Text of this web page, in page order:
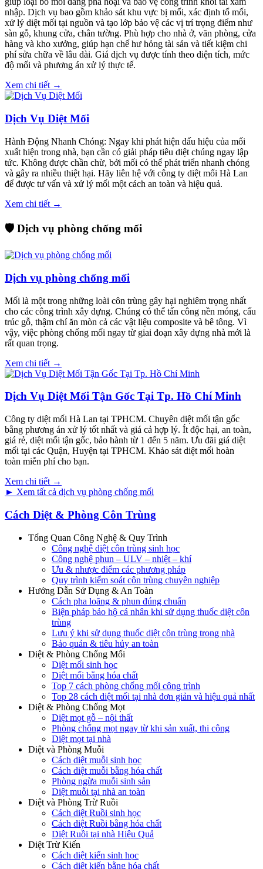
nhập. Dịch vụ bao gồm khảo sát khu vực bị mối, xác định tổ mối,
xử lý diệt mối tại nguồn và tạo lớp bảo vệ các vị trí trọng điểm như
sàn gỗ, khung cửa, chân tường. Phù hợp cho nhà ở, văn phòng, cửa
hàng và kho xưởng, giúp hạn chế hư hỏng tài sản và tiết kiệm chi
phí sửa chữa về lâu dài. Giá dịch vụ được tính theo diện tích, mức
độ mối và phương án xử lý thực tế.
Xem chi tiết →
Dịch Vụ Diệt Mối
Hành Động Nhanh Chóng: Ngay khi phát hiện dấu hiệu của mối
xuất hiện trong nhà, bạn cần có giải pháp tiêu diệt chúng ngay lập
tức. Không được chần chừ, bởi mối có thể phát triển nhanh chóng
và gây ra nhiều thiệt hại. Hãy liên hệ với công ty diệt mối Hà Lan
để được tư vấn và xử lý mối một cách an toàn và hiệu quả.
Xem chi tiết →
🛡️ Dịch vụ phòng chống mối
Dịch vụ phòng chống mối
Mối là một trong những loài côn trùng gây hại nghiêm trọng nhất
cho các công trình xây dựng. Chúng có thể tấn công nền móng, cấu
trúc gỗ, thậm chí ăn mòn cả các vật liệu composite và bê tông. Vì
vậy, việc phòng chống mối ngay từ giai đoạn xây dựng nhà mới là
rất quan trọng.
Xem chi tiết →
Dịch Vụ Diệt Mối Tận Gốc Tại Tp. Hồ Chí Minh
Công ty diệt mối Hà Lan tại TPHCM. Chuyên diệt mối tận gốc
bằng phương án xử lý tốt nhất và giá cả hợp lý. Ít độc hại, an toàn,
giá rẻ, diệt mối tận gốc, bảo hành từ 1 đến 5 năm. Ưu đãi giá diệt
mối tại các Quận, Huyện tại TPHCM. Khảo sát diệt mối hoàn
toàn miễn phí cho bạn.
Xem chi tiết →
► Xem tất cả dịch vụ phòng chống mối
Cách Diệt & Phòng Côn Trùng
Tổng Quan Công Nghệ & Quy Trình
Công nghệ diệt côn trùng sinh học
Công nghệ phun – ULV – nhiệt – khí
Ưu & nhược điểm các phương pháp
Quy trình kiểm soát côn trùng chuyên nghiệp
Hướng Dẫn Sử Dụng & An Toàn
Cách pha loãng & phun đúng chuẩn
Biện pháp bảo hộ cá nhân khi sử dụng thuốc diệt côn
trùng
Lưu ý khi sử dụng thuốc diệt côn trùng trong nhà
Bảo quản & tiêu hủy an toàn
Diệt & Phòng Chống Mối
Diệt mối sinh học
Diệt mối bằng hóa chất
Top 7 cách phòng chống mối công trình
Top 28 cách diệt mối tại nhà đơn giản và hiệu quả nhất
Diệt & Phòng Chống Mọt
Diệt mọt gỗ – nội thất
Phòng chống mọt ngay từ khi sản xuất, thi công
Diệt mọt tại nhà
Diệt và Phòng Muỗi
Cách diệt muỗi sinh học
Cách diệt muỗi bằng hóa chất
Phòng ngừa muỗi sinh sản
Diệt muỗi tại nhà an toàn
Diệt và Phòng Trừ Ruồi
Cách diệt Ruồi sinh học
Cách diệt Ruồi bằng hóa chất
Diệt Ruồi tại nhà Hiệu Quả
Diệt Trừ Kiến
Cách diệt kiến sinh học
Cách diệt kiến bằng hóa chất